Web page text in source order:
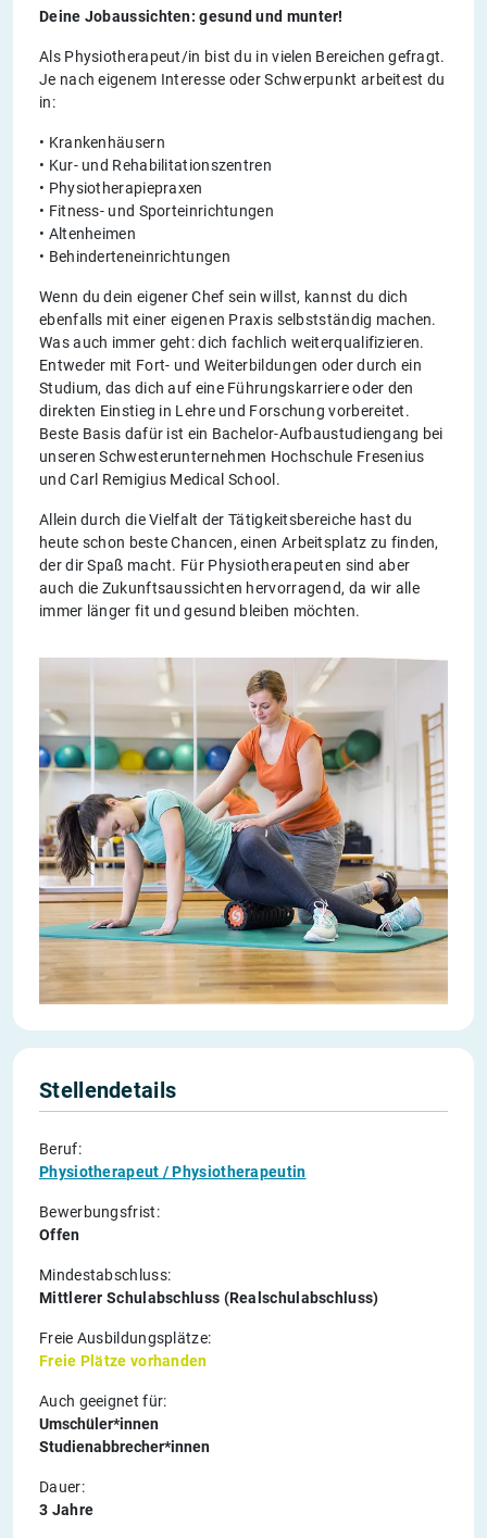
Deine Jobaussichten: gesund und munter!
Als Physiotherapeut/in bist du in vielen Bereichen gefragt.
Je nach eigenem Interesse oder Schwerpunkt arbeitest du
in:
• Krankenhäusern
• Kur- und Rehabilitationszentren
• Physiotherapiepraxen
• Fitness- und Sporteinrichtungen
• Altenheimen
• Behinderteneinrichtungen
Wenn du dein eigener Chef sein willst, kannst du dich
ebenfalls mit einer eigenen Praxis selbstständig machen.
Was auch immer geht: dich fachlich weiterqualifizieren.
Entweder mit Fort- und Weiterbildungen oder durch ein
Studium, das dich auf eine Führungskarriere oder den
direkten Einstieg in Lehre und Forschung vorbereitet.
Beste Basis dafür ist ein Bachelor-Aufbaustudiengang bei
unseren Schwesterunternehmen Hochschule Fresenius
und Carl Remigius Medical School.
Allein durch die Vielfalt der Tätigkeitsbereiche hast du
heute schon beste Chancen, einen Arbeitsplatz zu finden,
der dir Spaß macht. Für Physiotherapeuten sind aber
auch die Zukunftsaussichten hervorragend, da wir alle
immer länger fit und gesund bleiben möchten.
Stellendetails
Beruf:
Physiotherapeut / Physiotherapeutin
Bewerbungsfrist:
Offen
Mindestabschluss:
Mittlerer Schulabschluss (Realschulabschluss)
Freie Ausbildungsplätze:
Freie Plätze vorhanden
Auch geeignet für:
Umschüler*innen
Studienabbrecher*innen
Dauer:
3 Jahre